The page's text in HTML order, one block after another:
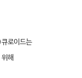
로이드는
해